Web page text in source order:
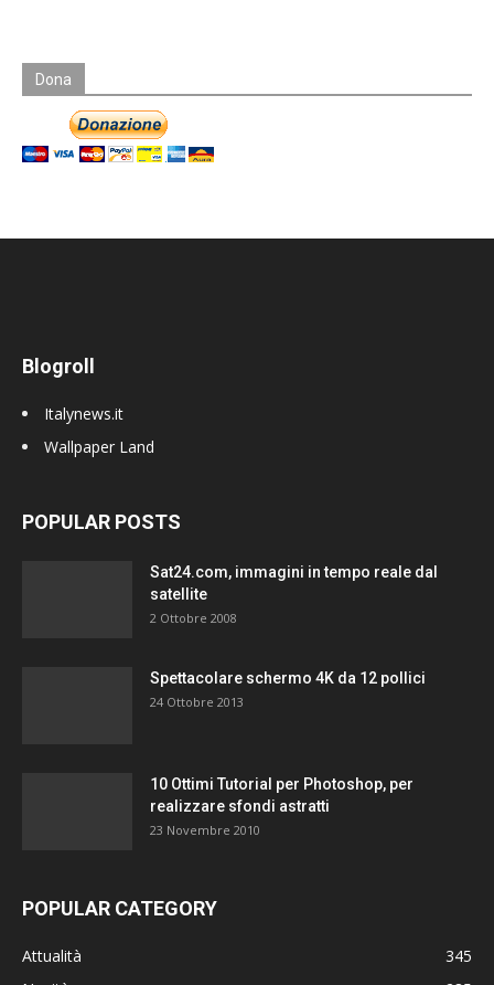
Dona
Blogroll
Italynews.it
Wallpaper Land
POPULAR POSTS
Sat24.com, immagini in tempo reale dal
satellite
2 Ottobre 2008
Spettacolare schermo 4K da 12 pollici
24 Ottobre 2013
10 Ottimi Tutorial per Photoshop, per
realizzare sfondi astratti
23 Novembre 2010
POPULAR CATEGORY
Attualità
345